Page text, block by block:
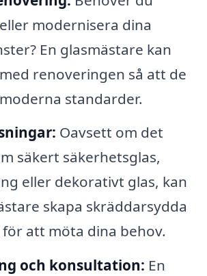
modernisera dina
En glasmästare kan
renoveringen så att de
standarder.
Oavsett om det
säkert säkerhetsglas,
eller dekorativt glas, kan
skapa skräddarsydda
att möta dina behov.
och konsultation: En